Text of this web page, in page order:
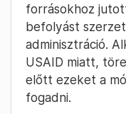
forrásokhoz
befolyást
adminisztráció.
USAID miatt,
előtt ezeket a
fogadni.